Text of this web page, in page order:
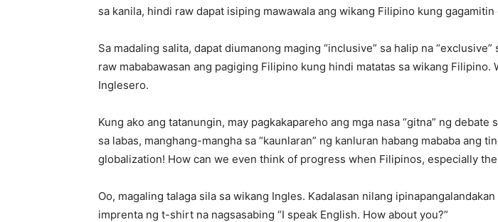
sa kanila, hindi raw dapat isiping mawawala ang wikang Filipino kung
Sa madaling salita, dapat diumanong maging “inclusive” sa halip na
raw mababawasan ang pagiging Filipino kung hindi matatas sa wikang
Inglesero.
Kung ako ang tatanungin, may pagkakapareho ang mga nasa “gitna” ng
sa labas, manghang-mangha sa “kaunlaran” ng kanluran habang mababa ang
globalization! How can we even think of progress when Filipinos, especially
Oo, magaling talaga sila sa wikang Ingles. Kadalasan nilang
imprenta ng t-shirt na nagsasabing “I speak English. How about you?”